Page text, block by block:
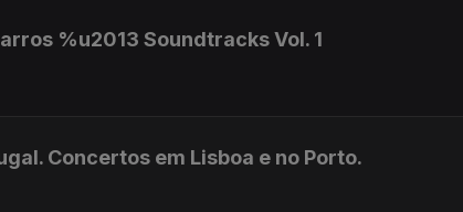
%u2013 Soundtracks Vol. 1
Concertos em Lisboa e no Porto.